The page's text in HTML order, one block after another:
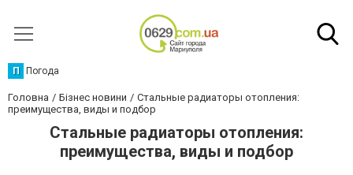
П Погода
Головна Бізнес новини
Стальные радиаторы отопления:
преимущества, виды и подбор
Стальные радиаторы отопления:
преимущества, виды и подбор